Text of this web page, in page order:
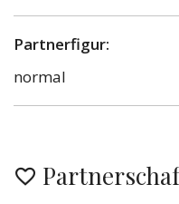
Partnerfigur:
normal